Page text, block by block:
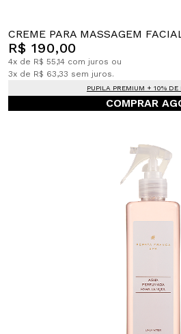
CREME PARA MASSAGEM
R$ 190,00
4x de R$ 55,14 com juros ou
3x de R$ 63,33 sem juros.
PUPILA PREMIUM + 10% DE
COMPRAR